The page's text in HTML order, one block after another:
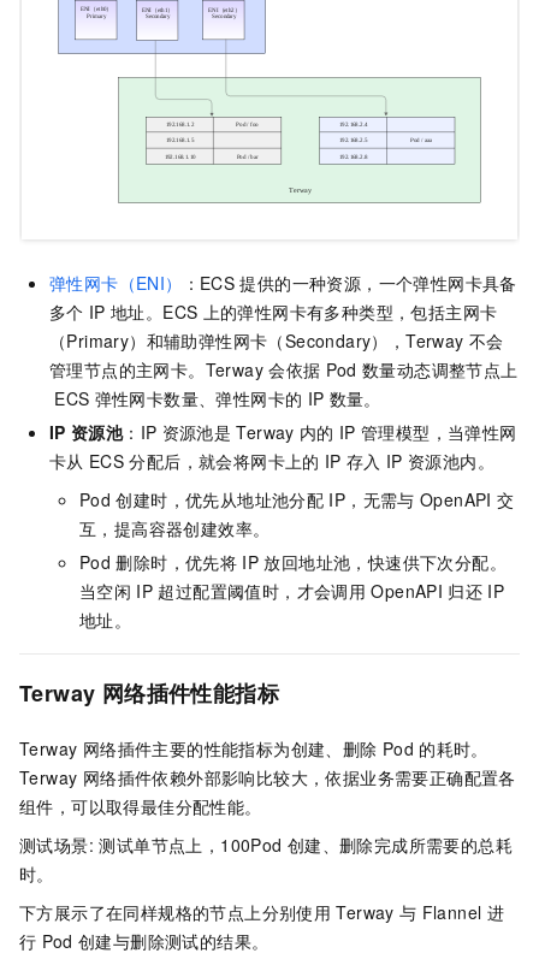
弹性网卡（ENI） ：ECS 提供的一种资源，一个弹性网卡具备
多个 IP 地址。ECS 上的弹性网卡有多种类型，包括主网卡
（Primary）和辅助弹性网卡（Secondary），Terway 不会
管理节点的主网卡。Terway 会依据 Pod 数量动态调整节点上
ECS 弹性网卡数量、弹性网卡的 IP 数量。
IP 资源池：IP 资源池是 Terway 内的 IP 管理模型，当弹性网
卡从 ECS 分配后，就会将网卡上的 IP 存入 IP 资源池内。
Pod 创建时，优先从地址池分配 IP，无需与 OpenAPI 交
互，提高容器创建效率。
Pod 删除时，优先将 IP 放回地址池，快速供下次分配。
当空闲 IP 超过配置阈值时，才会调用 OpenAPI 归还 IP
地址。
Terway 网络插件性能指标
Terway 网络插件主要的性能指标为创建、删除 Pod 的耗时。
Terway 网络插件依赖外部影响比较大，依据业务需要正确配置各
组件，可以取得最佳分配性能。
测试场景: 测试单节点上，100Pod 创建、删除完成所需要的总耗
时。
下方展示了在同样规格的节点上分别使用 Terway 与 Flannel 进
行 Pod 创建与删除测试的结果。